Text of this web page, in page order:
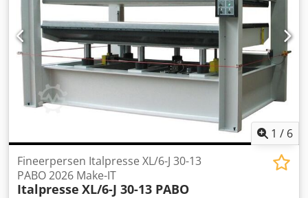
1 / 6
Fineerpersen Italpresse XL/6-J 30-13
PABO 2026 Make-IT
Italpresse XL/6-J 30-13 PABO